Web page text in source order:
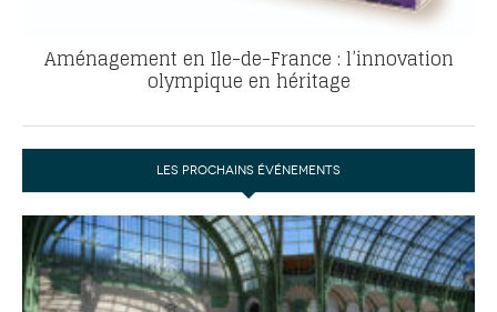
Aménagement en Ile-de-France : l’innovation
olympique en héritage
LES PROCHAINS ÉVÉNEMENTS